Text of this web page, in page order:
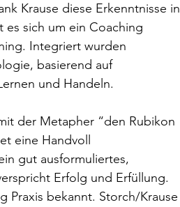
Krause diese Erkenntnisse in
es sich um ein Coaching
Integriert wurden
basierend auf
und Handeln.
der Metapher “den Rubikon
eine Handvoll
gut ausformuliertes,
Erfolg und Erfüllung.
Praxis bekannt. Storch/Krause